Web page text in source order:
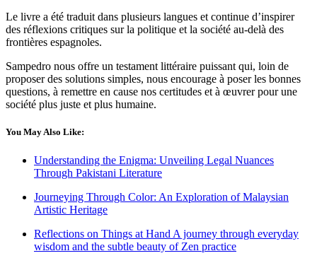
Le livre a été traduit dans plusieurs langues et continue d’inspirer
des réflexions critiques sur la politique et la société au-delà des
frontières espagnoles.
Sampedro nous offre un testament littéraire puissant qui, loin de
proposer des solutions simples, nous encourage à poser les bonnes
questions, à remettre en cause nos certitudes et à œuvrer pour une
société plus juste et plus humaine.
You May Also Like:
Understanding the Enigma: Unveiling Legal Nuances
Through Pakistani Literature
Journeying Through Color: An Exploration of Malaysian
Artistic Heritage
Reflections on Things at Hand A journey through everyday
wisdom and the subtle beauty of Zen practice